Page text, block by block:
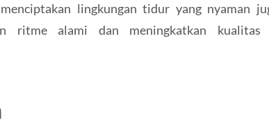
lingkungan tidur yang nyaman
ritme alami dan meningkatkan kualitas